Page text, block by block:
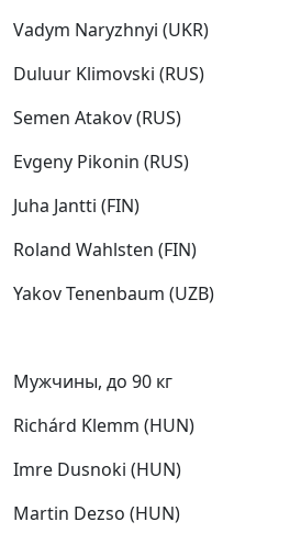
Vadym Naryzhnyi (UKR)
Duluur Klimovski (RUS)
Semen Atakov (RUS)
Evgeny Pikonin (RUS)
Juha Jantti (FIN)
Roland Wahlsten (FIN)
Yakov Tenenbaum (UZB)
Мужчины, до 90 кг
Richárd Klemm (HUN)
Imre Dusnoki (HUN)
Martin Dezso (HUN)